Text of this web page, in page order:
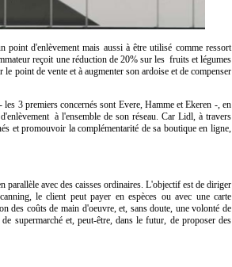
d'enlèvement mais aussi à être utilisé comme ressort
reçoit une réduction de 20% sur les fruits et légumes
point de vente et à augmenter son ardoise et de compenser
3 premiers concernés sont Evere, Hamme et Ekeren -, en
à l'ensemble de son réseau. Car Lidl, à travers
et promouvoir la complémentarité de sa boutique en ligne,
parallèle avec des caisses ordinaires. L'objectif est de diriger
le client peut payer en espèces ou avec une carte
des coûts de main d'oeuvre, et, sans doute, une volonté de
supermarché et, peut-être, dans le futur, de proposer des